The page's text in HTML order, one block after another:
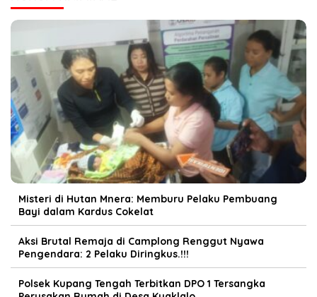
Misteri di Hutan Mnera: Memburu Pelaku Pembuang
Bayi dalam Kardus Cokelat
Aksi Brutal Remaja di Camplong Renggut Nyawa
Pengendara: 2 Pelaku Diringkus.!!!
Polsek Kupang Tengah Terbitkan DPO 1 Tersangka